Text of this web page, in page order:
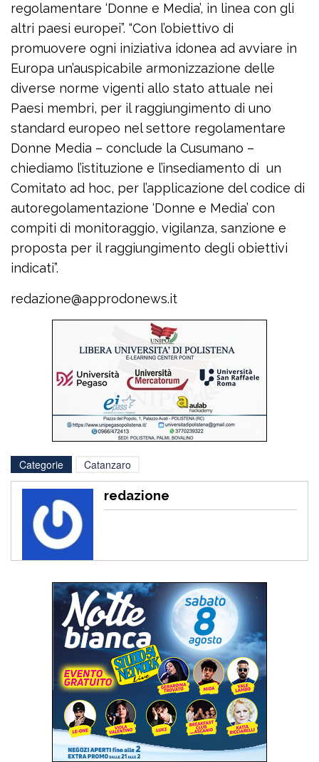
regolamentare ‘Donne e Media’, in linea con gli
altri paesi europei”. “Con l’obiettivo di
promuovere ogni iniziativa idonea ad avviare in
Europa un’auspicabile armonizzazione delle
diverse norme vigenti allo stato attuale nei
Paesi membri, per il raggiungimento di uno
standard europeo nel settore regolamentare
Donne Media – conclude la Cusumano –
chiediamo l’istituzione e l’insediamento di un
Comitato ad hoc, per l’applicazione del codice di
autoregolamentazione ‘Donne e Media’ con
compiti di monitoraggio, vigilanza, sanzione e
proposta per il raggiungimento degli obiettivi
indicati”.
redazione@approdonews.it
Categorie Catanzaro
redazione